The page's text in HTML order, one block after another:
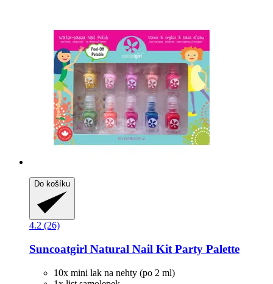
Do košíku
4.2 (26)
Suncoatgirl Natural Nail Kit Party Palette
10x mini lak na nehty (po 2 ml)